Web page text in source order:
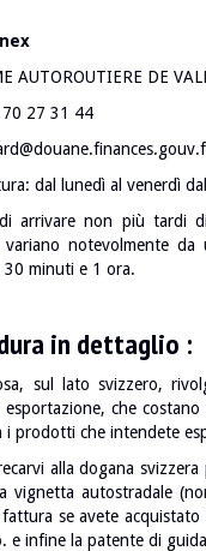
AUTOROUTIERE DE
27 31 44
dal lunedì al venerdì
di arrivare non più tardi
variano notevolmente
30 minuti e 1 ora.
in dettaglio :
sul lato svizzero,
che
i prodotti che intendete
alla dogana
vignetta autostradale
se avete
e infine la patente di